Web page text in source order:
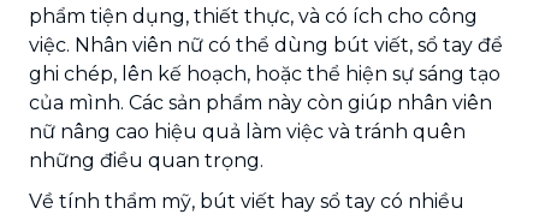
phẩm tiện dụng, thiết thực, và có ích cho công
việc. Nhân viên nữ có thể dùng bút viết, sổ tay để
ghi chép, lên kế hoạch, hoặc thể hiện sự sáng tạo
của mình. Các sản phẩm này còn giúp nhân viên
nữ nâng cao hiệu quả làm việc và tránh quên
những điều quan trọng.
Về tính thẩm mỹ, bút viết hay sổ tay có nhiều